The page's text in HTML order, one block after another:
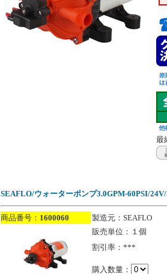
最
SEAFLO/ウォーターポンプ3.0GPM-60PSI/24V/
商品番号： 1600060
製造元：SEAFLO
販売単位：１個
割引率：***
購入数量：